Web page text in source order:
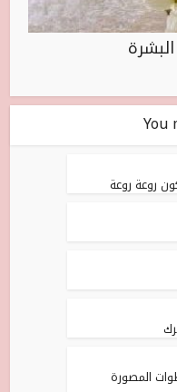
You
روعة روعة
المصورة